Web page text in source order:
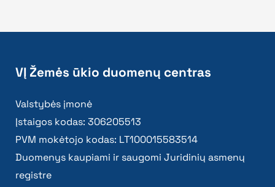
VĮ Žemės ūkio duomenų centras
Valstybės įmonė
Įstaigos kodas: 306205513
PVM mokėtojo kodas: LT100015583514
Duomenys kaupiami ir saugomi Juridinių asmenų
registre